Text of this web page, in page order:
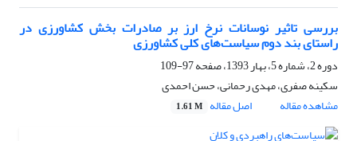
بررسی تاثیر نوسانات نرخ ارز بر صادرات بخش کشاورزی در
راستای بند دوم سیاست‌های کلی کشاورزی
دوره 2، شماره 5، بهار 1393، صفحه
97-109
سکینه صفری، مهدی رحمانی، حسن احمدی
مشاهده مقاله
اصل مقاله 1.61 M